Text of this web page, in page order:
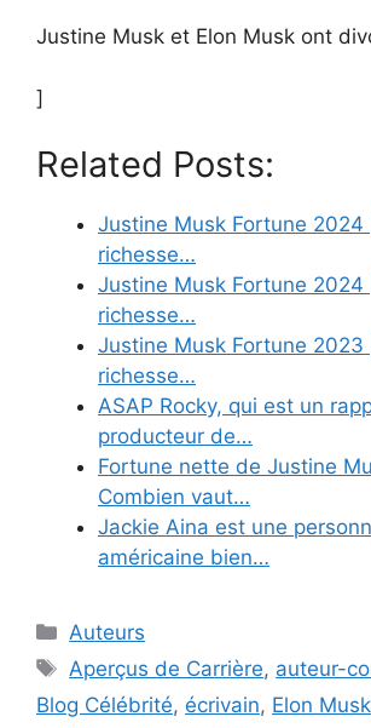
Justine Musk et Elon Musk ont
]
Related Posts:
Justine Musk Fortune 2024
richesse…
Justine Musk Fortune 2024
richesse…
Justine Musk Fortune 2023
richesse…
ASAP Rocky, qui est un
producteur de…
Fortune nette de Justine
Combien vaut…
Jackie Aina est une
américaine bien…
Categories
Auteurs
Tags
Aperçus de Carrière, auteur-
Blog Célébrité, écrivain, Elon Musk